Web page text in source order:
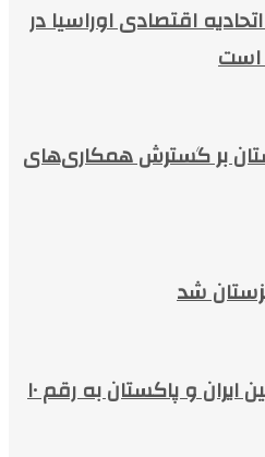
اقتصادی اوراسیا در
است
بر گسترش همکاری‌های
شد
افزایش حجم تجارت بین ایران و پاکستان به رقم ۱۰